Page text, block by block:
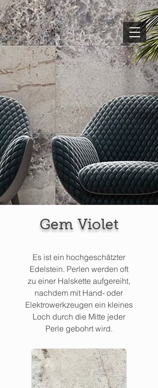
Gem Violet
Es ist ein hochgeschätzter
Edelstein. Perlen werden oft
zu einer Halskette aufgereiht,
nachdem mit Hand- oder
Elektrowerkzeugen ein kleines
Loch durch die Mitte jeder
Perle gebohrt wird.